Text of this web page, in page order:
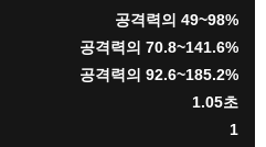
공격력의 49~98%
공격력의 70.8~141.6%
공격력의 92.6~185.2%
1.05초
1